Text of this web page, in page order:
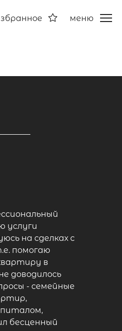
меню
услуги
на сделках с
помогаю
в
доводилось
- семейные
бесценный